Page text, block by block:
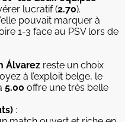
lucratif (2.70).
pouvait marquer à
1-3 face au PSV lors de
Álvarez reste un choix
à l’exploit belge, le
5.00 offre une très belle
: